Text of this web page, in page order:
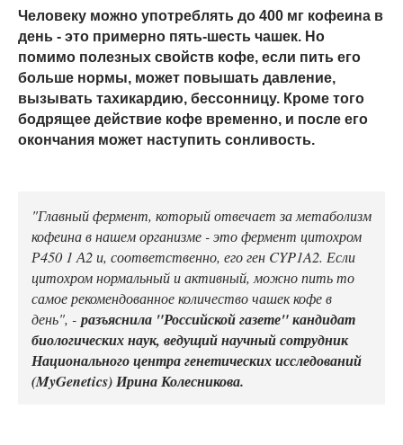
Человеку можно употреблять до 400 мг кофеина в
день - это примерно пять-шесть чашек. Но
помимо полезных свойств кофе, если пить его
больше нормы, может повышать давление,
вызывать тахикардию, бессонницу. Кроме того
бодрящее действие кофе временно, и после его
окончания может наступить сонливость.
"Главный фермент, который отвечает за метаболизм
кофеина в нашем организме - это фермент цитохром
Р450 1 А2 и, соответственно, его ген CYP1A2. Если
цитохром нормальный и активный, можно пить то
самое рекомендованное количество чашек кофе в
день", - разъяснила "Российской газете" кандидат
биологических наук, ведущий научный сотрудник
Национального центра генетических исследований
(MyGenetics) Ирина Колесникова.